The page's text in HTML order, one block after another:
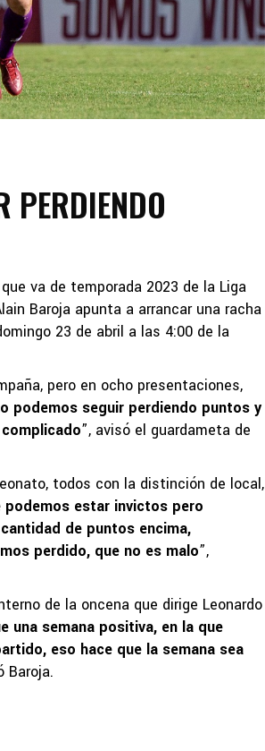
PERDIENDO
va de temporada 2023 de la Liga
Baroja apunta a arrancar una racha
23 de abril a las 4:00 de la
pero en ocho presentaciones,
podemos seguir perdiendo puntos y
”, avisó el guardameta de
todos con la distinción de local,
podemos estar invictos pero
de puntos encima,
perdido, que no es malo”,
de la oncena que dirige Leonardo
una semana positiva, en la que
eso hace que la semana sea
Baroja.